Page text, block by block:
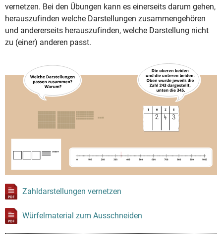
vernetzen. Bei den Übungen kann es einerseits darum gehen,
herauszufinden welche Darstellungen zusammengehören
und andererseits herauszufinden, welche Darstellung nicht
zu (einer) anderen passt.
Zahldarstellungen vernetzen
Würfelmaterial zum Ausschneiden